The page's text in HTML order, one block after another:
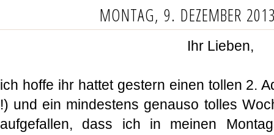
MONTAG, 9. DEZEMBER
Ihr Lieben,
ich hoffe ihr hattet gestern einen tollen 2.
!) und ein mindestens genauso tolles
aufgefallen, dass ich in meinen